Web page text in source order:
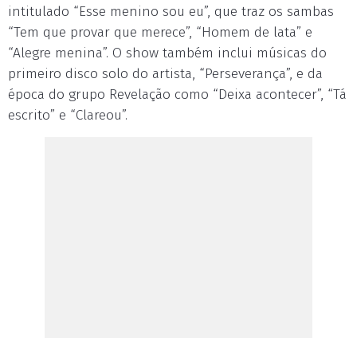
intitulado “Esse menino sou eu”, que traz os sambas
“Tem que provar que merece”, “Homem de lata” e
“Alegre menina”. O show também inclui músicas do
primeiro disco solo do artista, “Perseverança”, e da
época do grupo Revelação como “Deixa acontecer”, “Tá
escrito” e “Clareou”.